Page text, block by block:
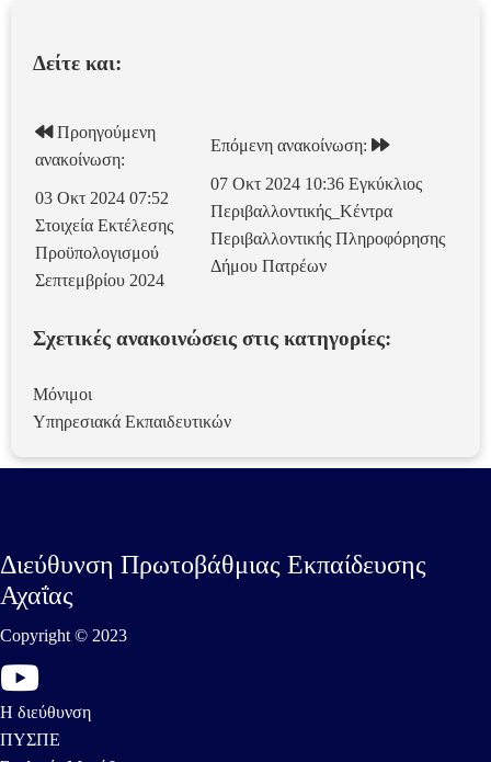
Δείτε και:
Προηγούμενη
ανακοίνωση:
03 Οκτ 2024 07:52
Στοιχεία Εκτέλεσης
Προϋπολογισμού
Σεπτεμβρίου 2024
Επόμενη ανακοίνωση:
07 Οκτ 2024 10:36 Εγκύκλιος
Περιβαλλοντικής_Κέντρα
Περιβαλλοντικής Πληροφόρησης
Δήμου Πατρέων
Σχετικές ανακοινώσεις στις κατηγορίες:
Μόνιμοι
Υπηρεσιακά Εκπαιδευτικών
Διεύθυνση Πρωτοβάθμιας Εκπαίδευσης
Αχαΐας
Copyright © 2023
Η διεύθυνση
ΠΥΣΠΕ